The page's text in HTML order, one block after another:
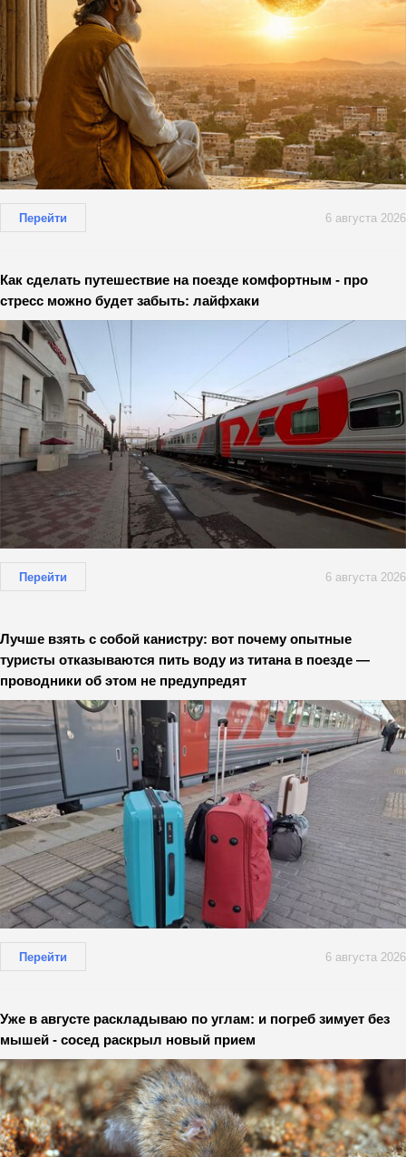
Перейти 6 августа 2026
Как сделать путешествие на поезде комфортным - про
стресс можно будет забыть: лайфхаки
Перейти 6 августа 2026
Лучше взять с собой канистру: вот почему опытные
туристы отказываются пить воду из титана в поезде —
проводники об этом не предупредят
Перейти 6 августа 2026
Уже в августе раскладываю по углам: и погреб зимует без
мышей - сосед раскрыл новый прием